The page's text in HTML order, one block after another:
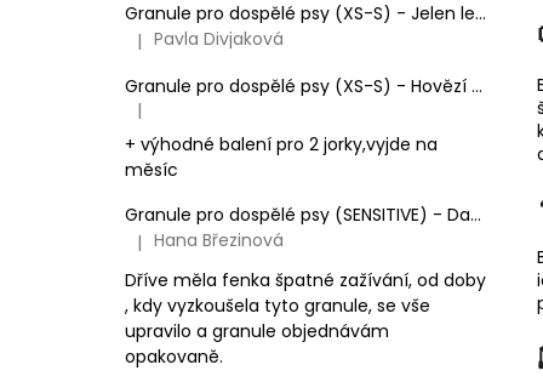
Granule pro dospělé psy (XS-S) - Jelen lesní (SENSITIVE) 9kg
Hodnocení produktu je 5 z 5 hvězdiček.
| Pavla Divjaková
Granule pro dospělé psy (XS-S) - Hovězí + Krůtí 9kg
Hodnocení produktu je 5 z 5 hvězdiček.
|
+ výhodné balení pro 2 jorky,vyjde na
měsíc
Granule pro dospělé psy (SENSITIVE) - Daněk skvrnitý (L-XL-XXL) 9kg
Hodnocení produktu je 5 z 5 hvězdiček.
| Hana Březinová
Dříve měla fenka špatné zažívání, od doby
, kdy vyzkoušela tyto granule, se vše
upravilo a granule objednávám
opakovaně.